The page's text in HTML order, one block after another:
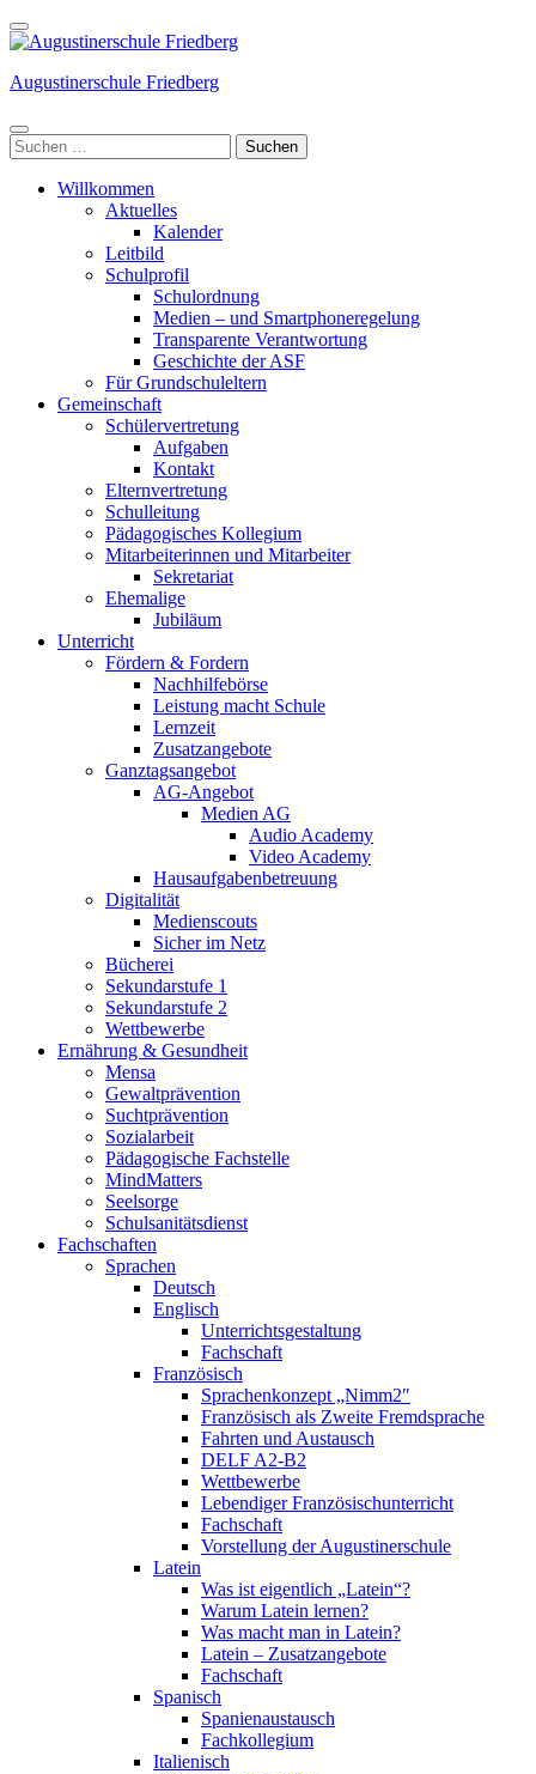
Weiter
zum
(Enter
Augustinerschule Friedberg
Suchen
nach:
Willkommen
Aktuelles
Kalender
Leitbild
Schulprofil
Schulordnung
Medien – und Smartphoneregelung
Transparente Verantwortung
Geschichte der ASF
Für Grundschuleltern
Gemeinschaft
Schülervertretung
Aufgaben
Kontakt
Elternvertretung
Schulleitung
Pädagogisches Kollegium
Mitarbeiterinnen und Mitarbeiter
Sekretariat
Ehemalige
Jubiläum
Unterricht
Fördern & Fordern
Nachhilfebörse
Leistung macht Schule
Lernzeit
Zusatzangebote
Ganztagsangebot
AG-Angebot
Medien AG
Audio Academy
Video Academy
Hausaufgabenbetreuung
Digitalität
Medienscouts
Sicher im Netz
Bücherei
Sekundarstufe 1
Sekundarstufe 2
Wettbewerbe
Ernährung & Gesundheit
Mensa
Gewaltprävention
Suchtprävention
Sozialarbeit
Pädagogische Fachstelle
MindMatters
Seelsorge
Schulsanitätsdienst
Fachschaften
Sprachen
Deutsch
Englisch
Unterrichtsgestaltung
Fachschaft
Französisch
Sprachenkonzept „Nimm2″
Französisch als Zweite Fremdsprache
Fahrten und Austausch
DELF A2-B2
Wettbewerbe
Lebendiger Französischunterricht
Fachschaft
Vorstellung der Augustinerschule
Latein
Was ist eigentlich „Latein“?
Warum Latein lernen?
Was macht man in Latein?
Latein – Zusatzangebote
Fachschaft
Spanisch
Spanienaustausch
Fachkollegium
Italienisch